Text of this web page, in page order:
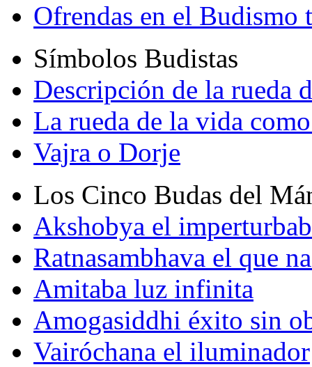
Ofrendas en el Budismo
Símbolos Budistas
Descripción de la rueda
La rueda de la vida
Vajra o Dorje
Los Cinco Budas del
Akshobya el
Ratnasambhava el que
Amitaba luz infinita
Amogasiddhi éxito sin
Vairóchana el iluminador